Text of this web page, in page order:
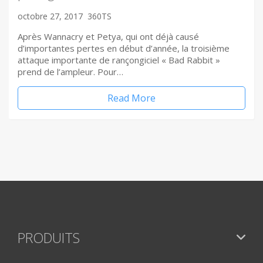
octobre 27, 2017 360TS
Après Wannacry et Petya, qui ont déjà causé
d’importantes pertes en début d’année, la troisième
attaque importante de rançongiciel « Bad Rabbit »
prend de l’ampleur. Pour…
Read More
PRODUITS